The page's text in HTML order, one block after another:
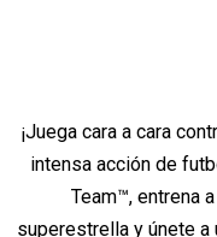
¡Juega cara a cara
intensa acción de
Team™, entrena
superestrella y únete a